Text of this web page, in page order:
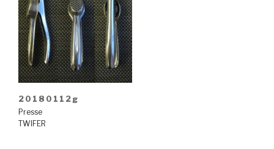
20180112g
Presse
TWIFER